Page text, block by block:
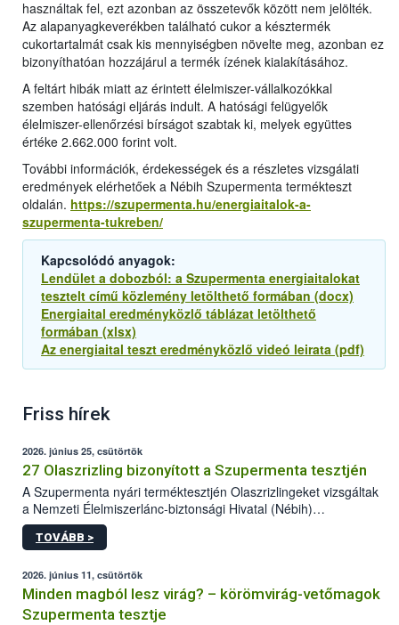
használtak fel, ezt azonban az összetevők között nem jelölték.
Az alapanyagkeverékben található cukor a késztermék
cukortartalmát csak kis mennyiségben növelte meg, azonban ez
bizonyíthatóan hozzájárul a termék ízének kialakításához.
A feltárt hibák miatt az érintett élelmiszer-vállalkozókkal
szemben hatósági eljárás indult. A hatósági felügyelők
élelmiszer-ellenőrzési bírságot szabtak ki, melyek együttes
értéke 2.662.000 forint volt.
További információk, érdekességek és a részletes vizsgálati
eredmények elérhetőek a Nébih Szupermenta termékteszt
oldalán. https://szupermenta.hu/energiaitalok-a-
szupermenta-tukreben/
Kapcsolódó anyagok:
Lendület a dobozból: a Szupermenta energiaitalokat
tesztelt című közlemény letölthető formában (docx)
Energiaital eredményközlő táblázat letölthető
formában (xlsx)
Az energiaital teszt eredményközlő videó leirata (pdf)
Friss hírek
2026. június 25, csütörtök
27 Olaszrizling bizonyított a Szupermenta tesztjén
A Szupermenta nyári terméktesztjén Olaszrizlingeket vizsgáltak
a Nemzeti Élelmiszerlánc-biztonsági Hivatal (Nébih)
szakemberei. Összesen 27 bor került „nagyító alá”, melyek az
élelmiszerbiztonsági és -minőségi vizsgálatok, valamint a
vizsgálaton az is kiderült, melyek a kóstolók által
legkedveltebbnek ítélt Olaszrizlingek.
TOVÁBB >
2026. június 11, csütörtök
Minden magból lesz virág? – körömvirág-vetőmagok
Szupermenta tesztje